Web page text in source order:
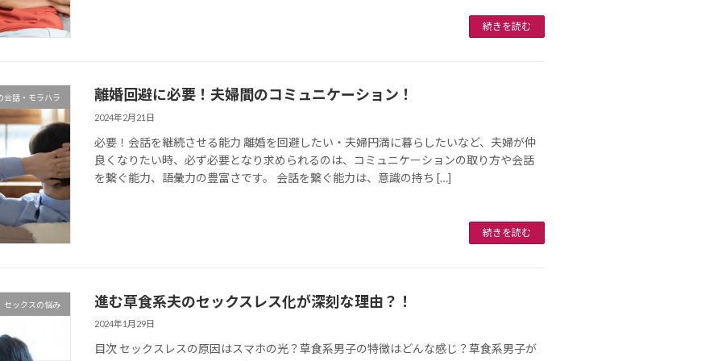
続きを読む
会話・モラハラ 離婚回避に必要！夫婦間のコミュニケーション！
2024年2月21日
必要！会話を継続させる能力 離婚を回避したい・夫婦円満に暮らしたいなど、夫婦が仲
良くなりたい時、必ず必要となり求められるのは、コミュニケーションの取り方や会話
を繋ぐ能力、語彙力の豊富さです。 会話を繋ぐ能力は、意識の持ち […]
続きを読む
セックスの悩み 進む草食系夫のセックスレス化が深刻な理由？！
2024年1月29日
目次 セックスレスの原因はスマホの光？草食系男子の特徴はどんな感じ？草食系男子が